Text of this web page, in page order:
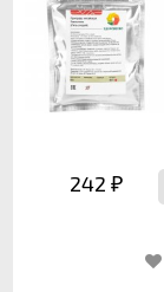
242 ₽